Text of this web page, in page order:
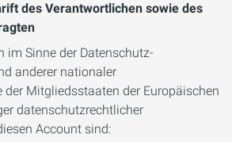
des Verantwortlichen sowie des
im Sinne der Datenschutz-
anderer nationaler
der Mitgliedsstaaten der Europäischen
datenschutzrechtlicher
Account sind: